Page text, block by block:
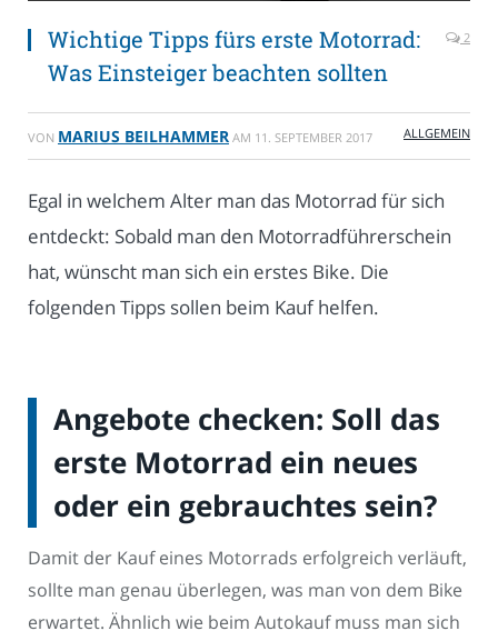
Wichtige Tipps fürs erste Motorrad:
Was Einsteiger beachten sollten
2
VON MARIUS BEILHAMMER AM 11. SEPTEMBER 2017 ALLGEMEIN
Egal in welchem Alter man das Motorrad für sich
entdeckt: Sobald man den Motorradführerschein
hat, wünscht man sich ein erstes Bike. Die
folgenden Tipps sollen beim Kauf helfen.
Angebote checken: Soll das
erste Motorrad ein neues
oder ein gebrauchtes sein?
Damit der Kauf eines Motorrads erfolgreich verläuft,
sollte man genau überlegen, was man von dem Bike
erwartet. Ähnlich wie beim Autokauf muss man sich